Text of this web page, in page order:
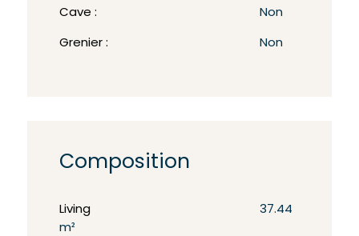
Cave : Non
Grenier : Non
Composition
Living
37.44
m²